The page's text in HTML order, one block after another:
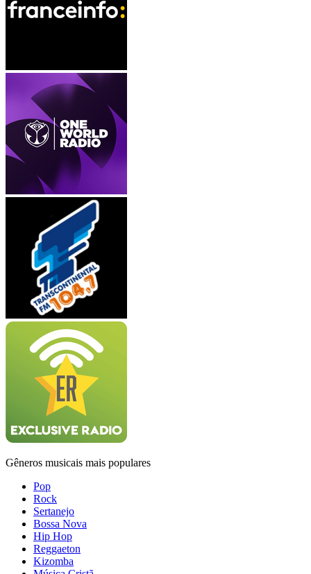
Gêneros musicais mais populares
Pop
Rock
Sertanejo
Bossa Nova
Hip Hop
Reggaeton
Kizomba